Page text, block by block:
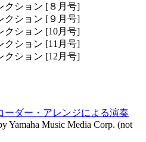
ション [８月号]
ション [９月号]
ション [10月号]
ション [11月号]
ション [12月号]
ーダー・アレンジによる演奏
Music Media Corp. (not